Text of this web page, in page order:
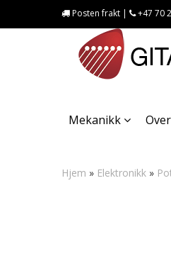
Posten frakt | +47 70
Mekanikk
Hjem » Elektronikk »